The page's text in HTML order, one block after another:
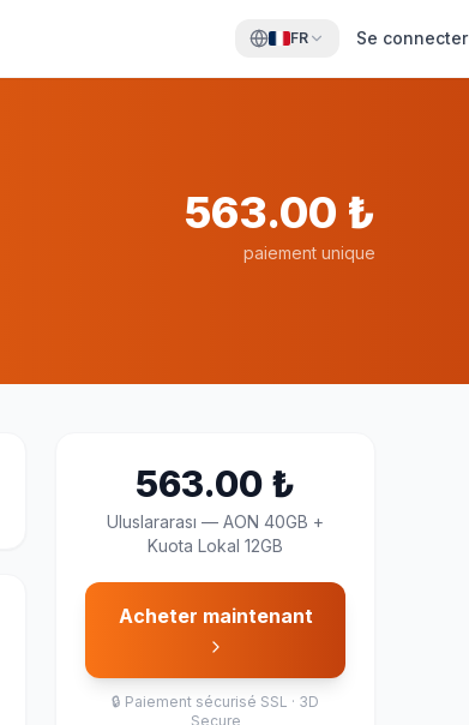
FR Se connecter
563.00 ₺
paiement unique
563.00 ₺
Uluslararası —AON 40GB +
Kuota Lokal 12GB
Acheter maintenant
🔒 Paiement sécurisé SSL · 3D
Secure